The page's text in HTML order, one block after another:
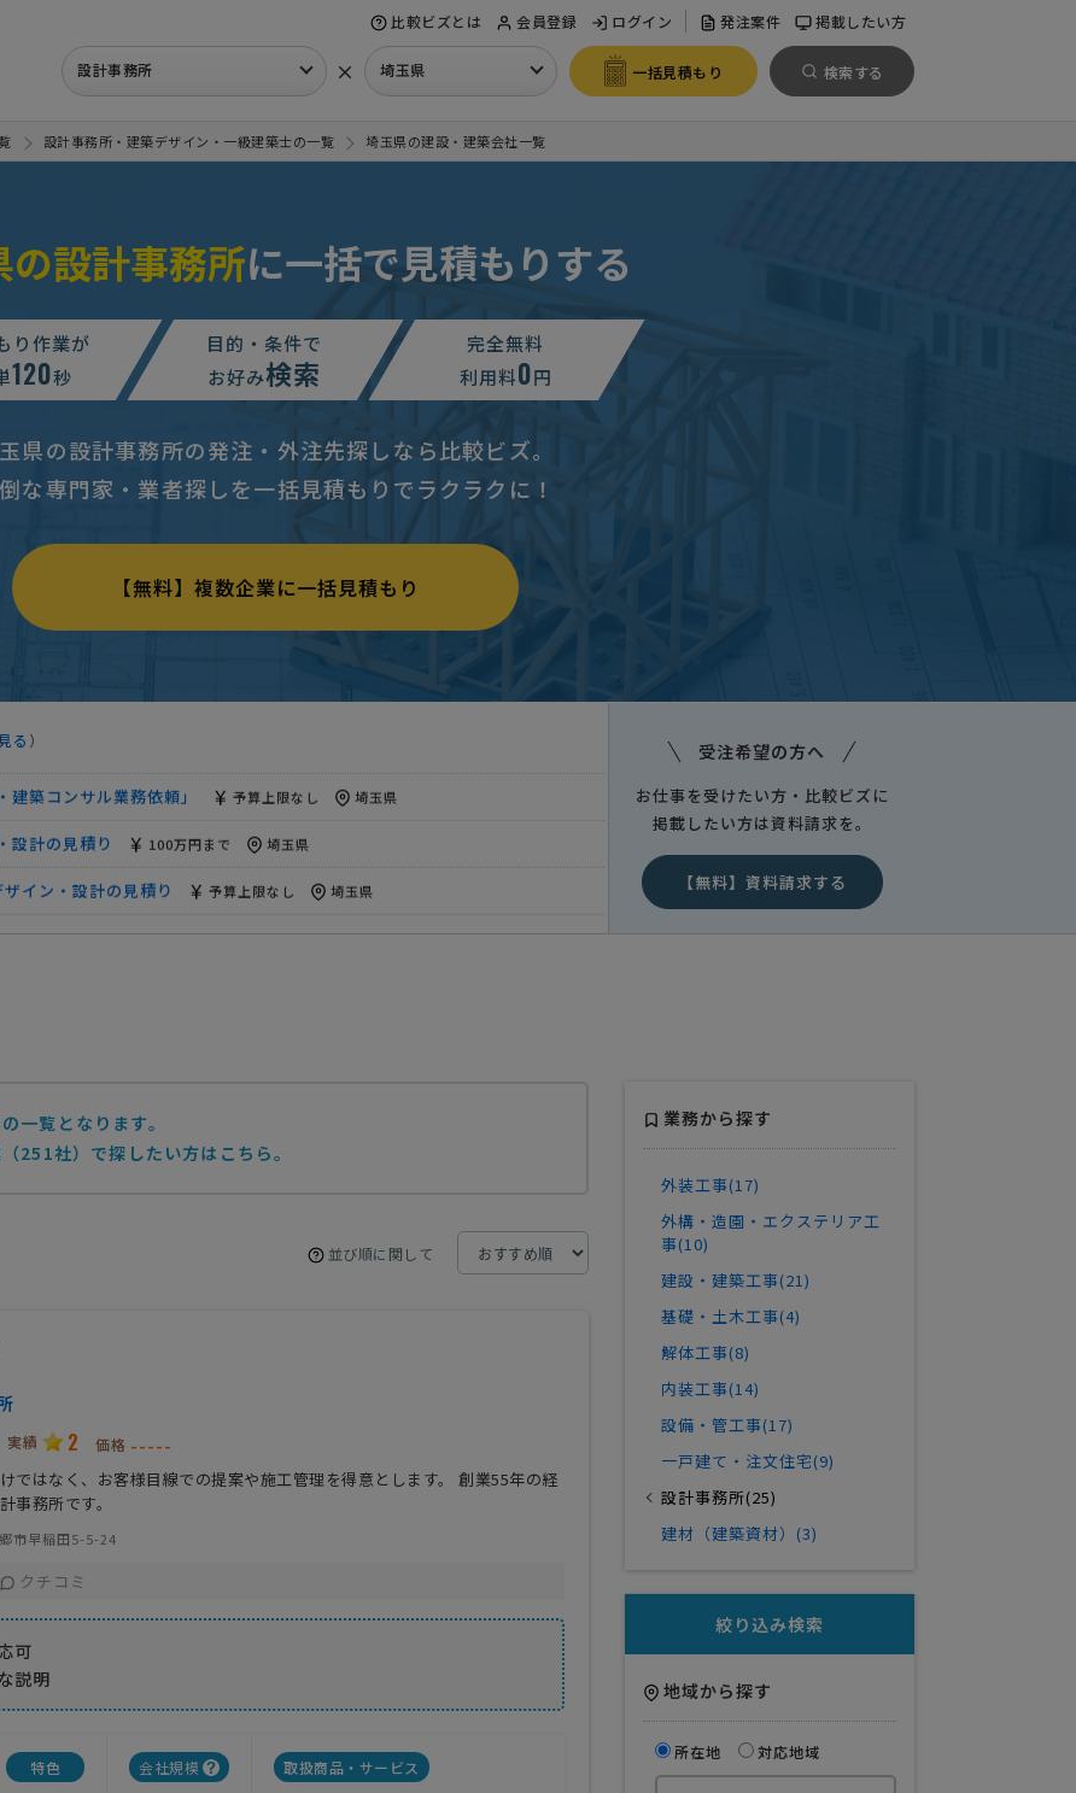
比較ビズとは 会員登録 ログイン 発注案件 掲載したい方
設計事務所 × 埼玉県 一括見積もり 検索する
設計事務所・建築デザイン・一級建築士の一覧 埼玉県の建設・建築会社一覧
の設計事務所に一括で見積もりする
り作業が
120秒
目的・条件で
お好み検索
完全無料
利用料0円
県の設計事務所の発注・外注先探しなら比較ビズ。
な専門家・業者探しを一括見積もりでラクラクに！
【無料】複数企業に一括見積もり
る ）
設計の見積り 100万円まで 埼玉県
で・年間10～15棟程度】の見積り 埼玉県
カフェ）を予定・計画図＆申請書類作成】依頼 相談して決めたい
談して決めたい 埼玉県
算上限なし
建築コンサル業務依頼」 予算上限なし 埼玉県
設計の見積り 100万円まで 埼玉県
イン・設計の見積り 予算上限なし 埼玉県
万円まで 埼玉県
で・年間10～15棟程度】の見積り
受注希望の方へ
お仕事を受けたい方・比較ビズに
掲載したい方は資料請求を。
【無料】資料請求する
一覧となります。
251社）で探したい方はこちら。
並び順に関して
実績 2 価格 -----
ではなく、お客様目線での提案や施工管理を得意とします。 創業55年の経
事務所です。
市早稲田5-5-24
クチコミ
可
説明
特色
会社規模
取扱商品・サービス
業務から探す
外装工事(17)
外構・造園・エクステリア工
事(10)
建設・建築工事(21)
基礎・土木工事(4)
解体工事(8)
内装工事(14)
設備・管工事(17)
一戸建て・注文住宅(9)
設計事務所(25)
建材（建築資材）(3)
絞り込み検索
地域から探す
所在地 対応地域